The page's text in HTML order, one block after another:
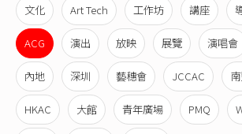
文化 Art Tech 工作坊 講座
ACG 演出 放映 展覽 演唱會
內地 深圳 藝穗會 JCCAC
HKAC 大館 青年廣場 PMQ